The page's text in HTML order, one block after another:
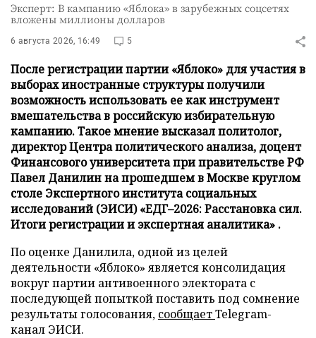
Эксперт: В кампанию «Яблока» в зарубежных соцсетях
вложены миллионы долларов
6 августа 2026, 16:49 5
После регистрации партии «Яблоко» для участия в
выборах иностранные структуры получили
возможность использовать ее как инструмент
вмешательства в российскую избирательную
кампанию. Такое мнение высказал политолог,
директор Центра политического анализа, доцент
Финансового университета при правительстве РФ
Павел Данилин на прошедшем в Москве круглом
столе Экспертного института социальных
исследований (ЭИСИ) «ЕДГ–2026: Расстановка сил.
Итоги регистрации и экспертная аналитика» .
По оценке Данилила, одной из целей
деятельности «Яблоко» является консолидация
вокруг партии антивоенного электората с
последующей попыткой поставить под сомнение
результаты голосования, сообщаетTelegram-
канал ЭИСИ.